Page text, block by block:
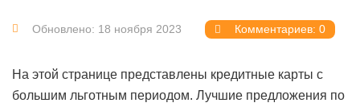
Обновлено: 18 ноября 2023 Комментариев: 0
На этой странице представлены кредитные карты с
большим льготным периодом. Лучшие предложения по